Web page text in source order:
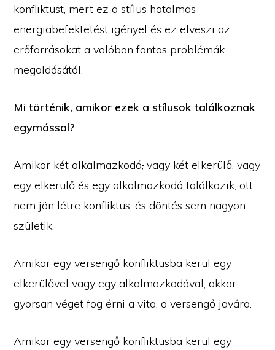
konfliktust, mert ez a stílus hatalmas
energiabefektetést igényel és ez elveszi az
erőforrásokat a valóban fontos problémák
megoldásától.
Mi történik, amikor ezek a stílusok találkoznak
egymással?
Amikor két alkalmazkodó,vagy két elkerülő, vagy
egy elkerülő és egy alkalmazkodó találkozik, ott
nem jön létre konfliktus, és döntés sem nagyon
születik.
Amikor egy versengő konfliktusba kerül egy
elkerülővel vagy egy alkalmazkodóval, akkor
gyorsan véget fog érni a vita, a versengő javára.
Amikor egy versengő konfliktusba kerül egy